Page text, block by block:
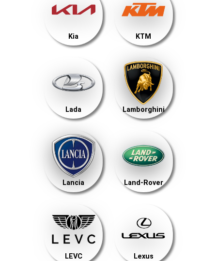
Kia KTM
Lada Lamborghini
Lancia Land-Rover
LEVC Lexus